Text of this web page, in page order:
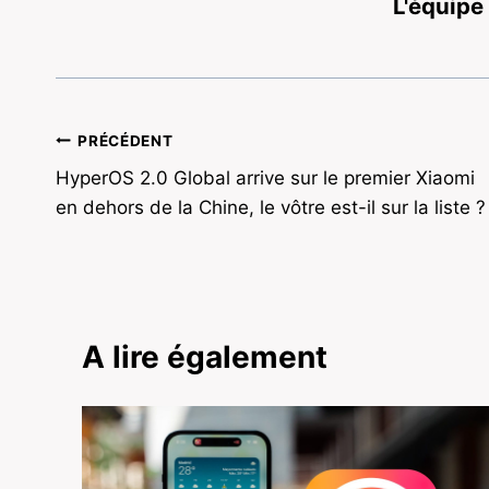
Navigation
de
PRÉCÉDENT
HyperOS 2.0 Global arrive sur le premier Xiaomi
en dehors de la Chine, le vôtre est-il sur la liste ?
A lire également